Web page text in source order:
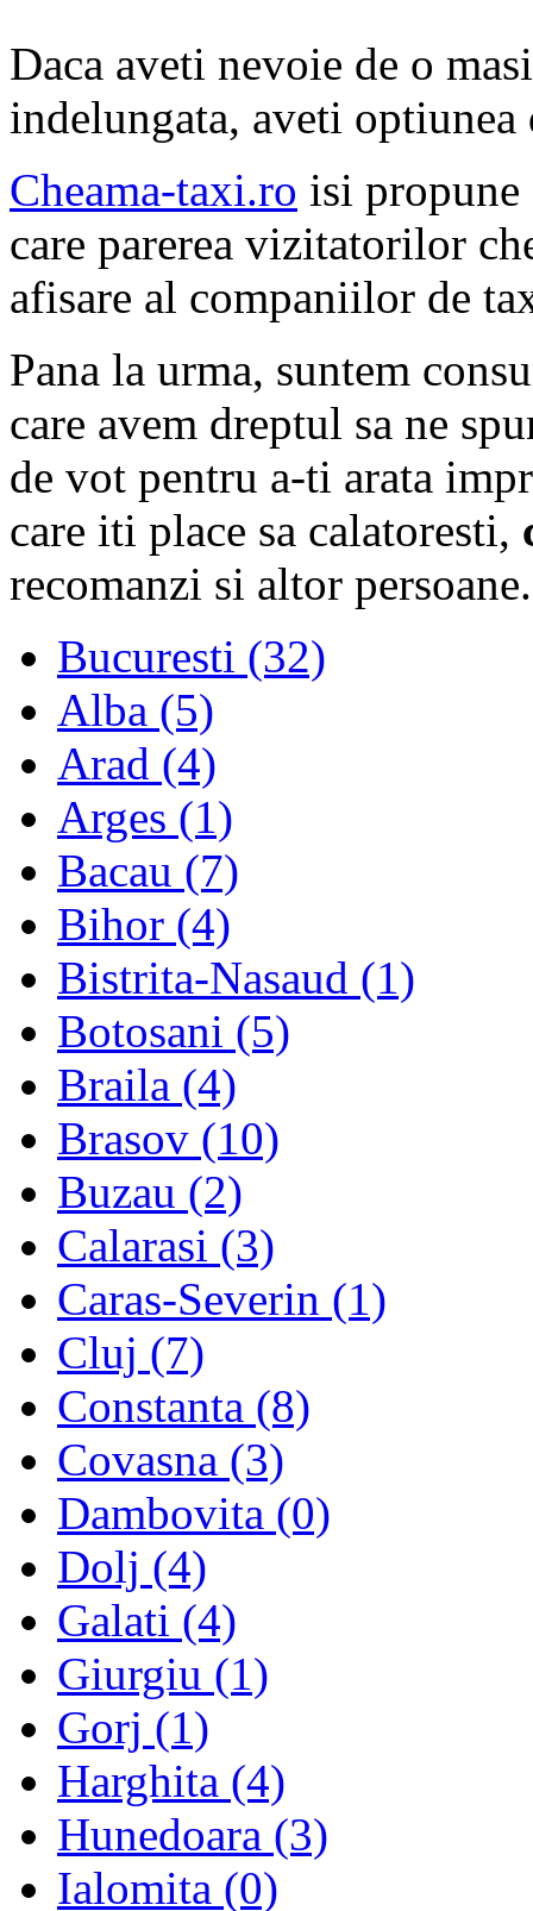
Daca aveti nevoie de o
indelungata, aveti
Cheama-taxi.ro isi propune
care parerea vizitatorilor
afisare al companiilor de
Pana la urma, suntem
care avem dreptul sa ne
de vot pentru a-ti arata
care iti place sa calatoresti,
recomanzi si altor persoane.
Bucuresti (32)
Alba (5)
Arad (4)
Arges (1)
Bacau (7)
Bihor (4)
Bistrita-Nasaud (1)
Botosani (5)
Braila (4)
Brasov (10)
Buzau (2)
Calarasi (3)
Caras-Severin (1)
Cluj (7)
Constanta (8)
Covasna (3)
Dambovita (0)
Dolj (4)
Galati (4)
Giurgiu (1)
Gorj (1)
Harghita (4)
Hunedoara (3)
Ialomita (0)